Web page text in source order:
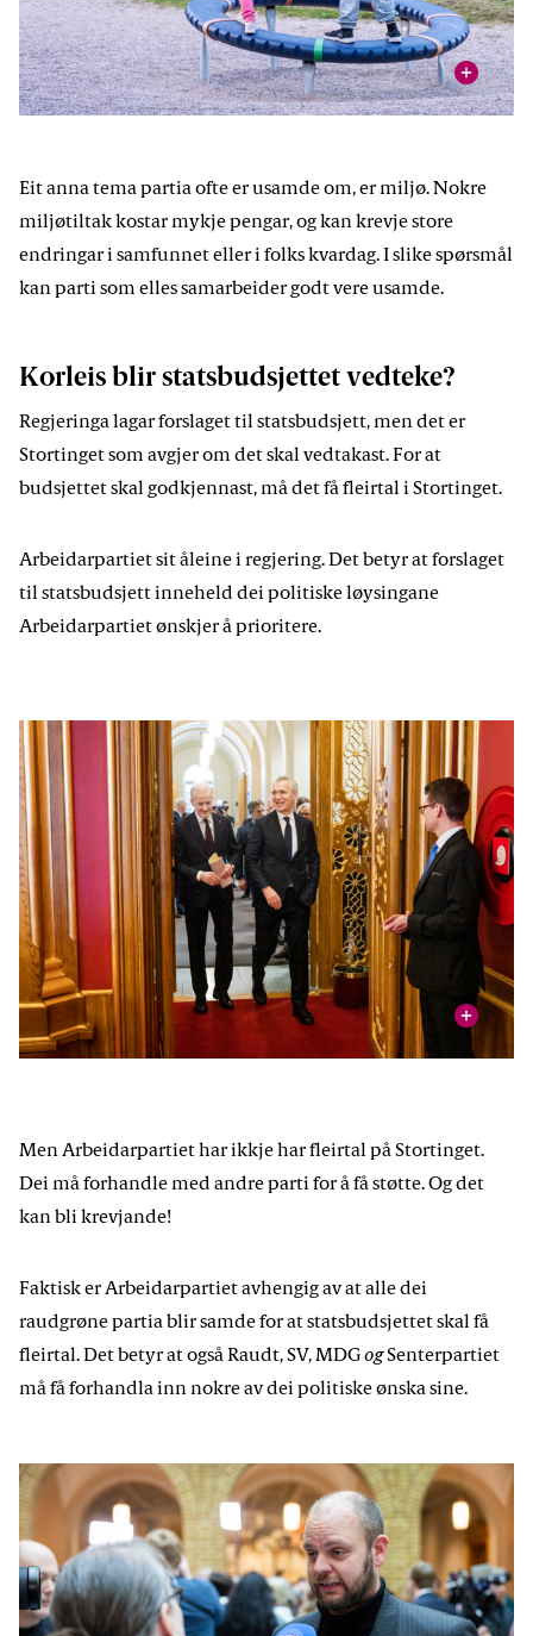
vis
Eit anna tema partia ofte er usamde om, er miljø. Nokre
miljøtiltak kostar mykje pengar, og kan krevje store
endringar i samfunnet eller i folks kvardag. I slike spørsmål
kan parti som elles samarbeider godt vere usamde.
Korleis blir statsbudsjettet vedteke?
Regjeringa lagar forslaget til statsbudsjett, men det er
Stortinget som avgjer om det skal vedtakast. For at
budsjettet skal godkjennast, må det få fleirtal i Stortinget.
Arbeidarpartiet sit åleine i regjering. Det betyr at forslaget
til statsbudsjett inneheld dei politiske løysingane
Arbeidarpartiet ønskjer å prioritere.
vis
Men Arbeidarpartiet har ikkje har fleirtal på Stortinget.
Dei må forhandle med andre parti for å få støtte. Og det
kan bli krevjande!
Faktisk er Arbeidarpartiet avhengig av at alle dei
raudgrøne partia blir samde for at statsbudsjettet skal få
fleirtal. Det betyr at også Raudt, SV, MDGogSenterpartiet
må få forhandla inn nokre av dei politiske ønska sine.